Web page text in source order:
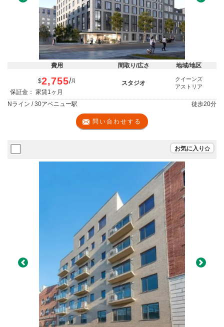
Previous Next
費用 間取り/広さ 地域/地区
$2,755/月
保証金： 家賃1ヶ月
スタジオ
クイーンズ
アストリア
Nライン / 30アベニュー駅 徒歩20分
問い合わせする
お気に入り
Previous Next